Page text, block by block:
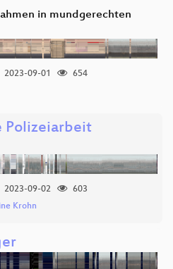
in mundgerechten
2023-09-01
654
Polizeiarbeit
2023-09-02
603
Krohn